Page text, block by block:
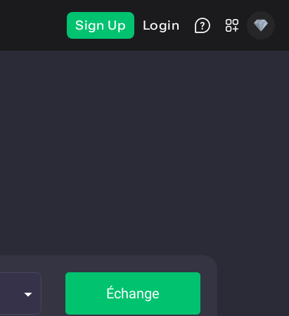
Sign Up Login
Échange